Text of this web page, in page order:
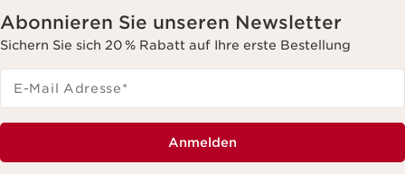
Abonnieren Sie unseren Newsletter
Sichern Sie sich 20 % Rabatt auf Ihre erste Bestellung
E-Mail Adresse*
Anmelden